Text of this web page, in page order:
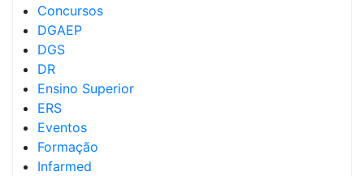
Concursos
DGAEP
DGS
DR
Ensino Superior
ERS
Eventos
Formação
Infarmed